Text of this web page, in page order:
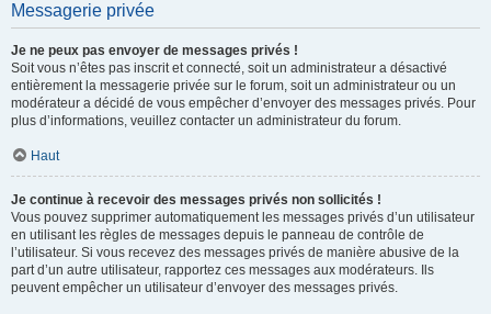
Messagerie privée
Je ne peux pas envoyer de messages privés !
Soit vous n’êtes pas inscrit et connecté, soit un administrateur a désactivé
entièrement la messagerie privée sur le forum, soit un administrateur ou un
modérateur a décidé de vous empêcher d’envoyer des messages privés. Pour
plus d’informations, veuillez contacter un administrateur du forum.
Haut
Je continue à recevoir des messages privés non sollicités !
Vous pouvez supprimer automatiquement les messages privés d’un utilisateur
en utilisant les règles de messages depuis le panneau de contrôle de
l’utilisateur. Si vous recevez des messages privés de manière abusive de la
part d’un autre utilisateur, rapportez ces messages aux modérateurs. Ils
peuvent empêcher un utilisateur d’envoyer des messages privés.